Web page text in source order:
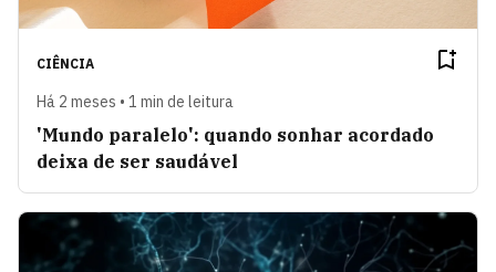
CIÊNCIA
Há 2 meses • 1 min de leitura
'Mundo paralelo': quando sonhar acordado
deixa de ser saudável